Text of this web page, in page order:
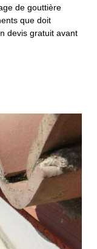
de gouttière
que doit
devis gratuit avant